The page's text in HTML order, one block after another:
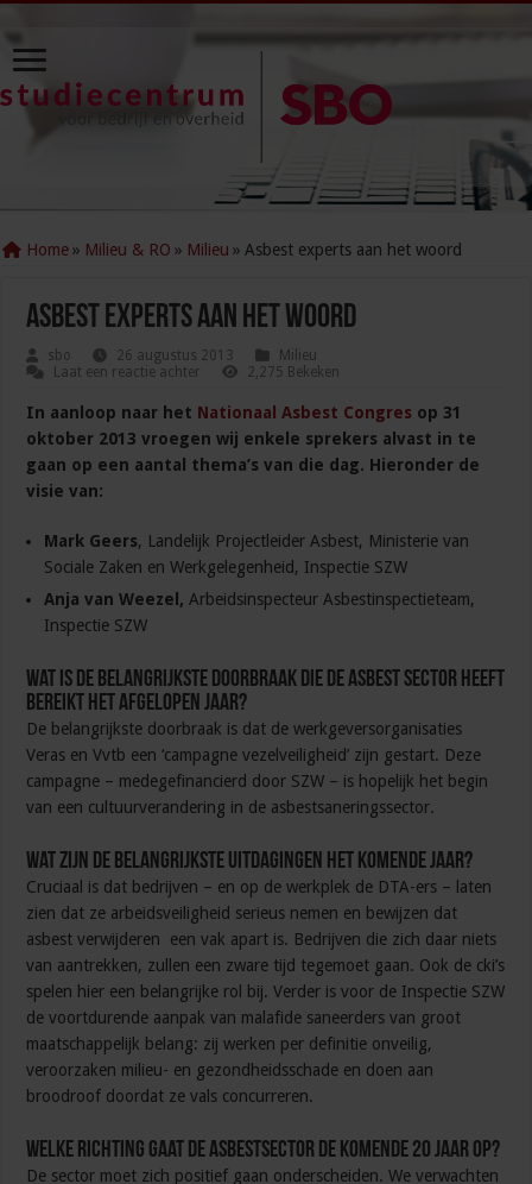
Home » Milieu & RO » Milieu » Asbest experts aan het woord
Asbest experts aan het woord
sbo 26 augustus 2013
Milieu
Laat een reactie achter
2,275 Bekeken
In aanloop naar het Nationaal Asbest Congres op 31
oktober 2013 vroegen wij enkele sprekers alvast in te
gaan op een aantal thema’s van die dag. Hieronder de
visie van:
Mark Geers, Landelijk Projectleider Asbest, Ministerie van
Sociale Zaken en Werkgelegenheid, Inspectie SZW
Anja van Weezel, Arbeidsinspecteur Asbestinspectieteam,
Inspectie SZW
Wat is de belangrijkste doorbraak die de Asbest sector heeft
bereikt het afgelopen jaar?
De belangrijkste doorbraak is dat de werkgeversorganisaties
Veras en Vvtb een ‘campagne vezelveiligheid’ zijn gestart. Deze
campagne – medegefinancierd door SZW – is hopelijk het begin
van een cultuurverandering in de asbestsaneringssector.
Wat zijn de belangrijkste uitdagingen het komende jaar?
Cruciaal is dat bedrijven – en op de werkplek de DTA-ers – laten
zien dat ze arbeidsveiligheid serieus nemen en bewijzen dat
asbest verwijderen een vak apart is. Bedrijven die zich daar niets
van aantrekken, zullen een zware tijd tegemoet gaan. Ook de cki’s
spelen hier een belangrijke rol bij. Verder is voor de Inspectie SZW
de voortdurende aanpak van malafide saneerders van groot
maatschappelijk belang: zij werken per definitie onveilig,
veroorzaken milieu- en gezondheidsschade en doen aan
broodroof doordat ze vals concurreren.
Welke richting gaat de asbestsector de komende 20 jaar op?
De sector moet zich positief gaan onderscheiden. We verwachten